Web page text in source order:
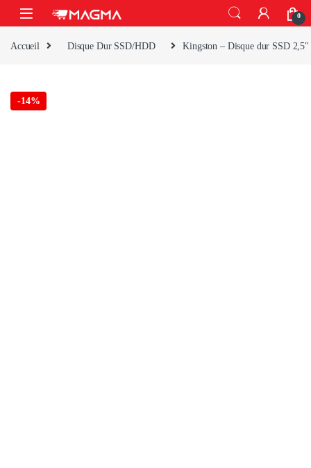
Skip to navigation
Skip to content
Open 0
Accueil Disque Dur SSD/HDD Kingston – Disque dur SSD
-14%